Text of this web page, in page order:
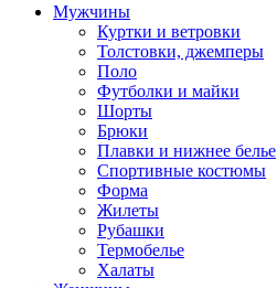
Мужчины
Куртки и ветровки
Толстовки, джемперы
Поло
Футболки и майки
Шорты
Брюки
Плавки и нижнее белье
Спортивные костюмы
Форма
Жилеты
Рубашки
Термобелье
Халаты